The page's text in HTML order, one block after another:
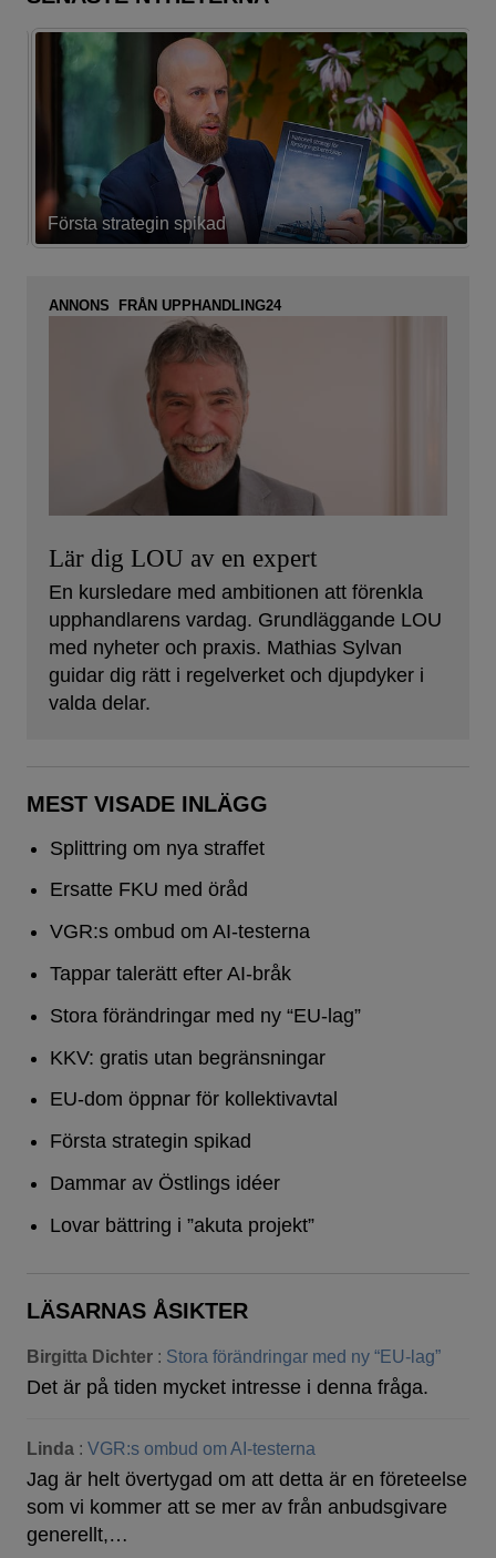
Första strategin spikad
ANNONS FRÅN UPPHANDLING24
Lär dig LOU av en expert
En kursledare med ambitionen att förenkla
upphandlarens vardag. Grundläggande LOU
med nyheter och praxis. Mathias Sylvan
guidar dig rätt i regelverket och djupdyker i
valda delar.
MEST VISADE INLÄGG
Splittring om nya straffet
Ersatte FKU med öråd
VGR:s ombud om AI-testerna
Tappar talerätt efter AI-bråk
Stora förändringar med ny “EU-lag”
KKV: gratis utan begränsningar
EU-dom öppnar för kollektivavtal
Första strategin spikad
Dammar av Östlings idéer
Lovar bättring i ”akuta projekt”
LÄSARNAS ÅSIKTER
Birgitta Dichter : Stora förändringar med ny “EU-lag”
Det är på tiden mycket intresse i denna fråga.
Linda : VGR:s ombud om AI-testerna
Jag är helt övertygad om att detta är en företeelse
som vi kommer att se mer av från anbudsgivare
generellt,…